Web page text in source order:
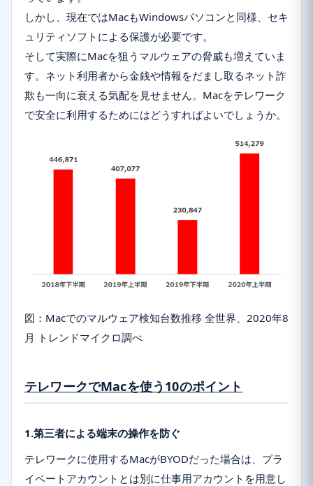
しかし、現在ではMacもWindowsパソコンと同様、セキ
ュリティソフトによる保護が必要です。
そして実際にMacを狙うマルウェアの脅威も増えていま
す。ネット利用者から金銭や情報をだまし取るネット詐
欺も一向に衰える気配を見せません。Macをテレワーク
で安全に利用するためにはどうすればよいでしょうか。
図：Macでのマルウェア検知台数推移 全世界、2020年8
月 トレンドマイクロ調べ
テレワークでMacを使う10のポイント
1.第三者による端末の操作を防ぐ
テレワークに使用するMacがBYODだった場合は、プラ
イベートアカウントとは別に仕事用アカウントを用意し